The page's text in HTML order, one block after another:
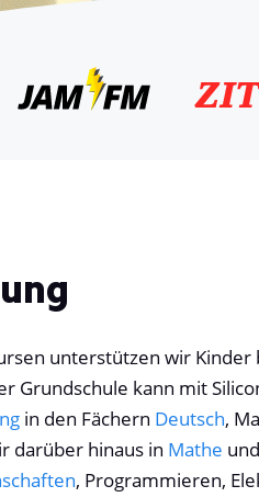
unterstützen wir Kinder
Grundschule kann mit
in den Fächern Deutsch,
darüber hinaus in Mathe
, Programmieren,